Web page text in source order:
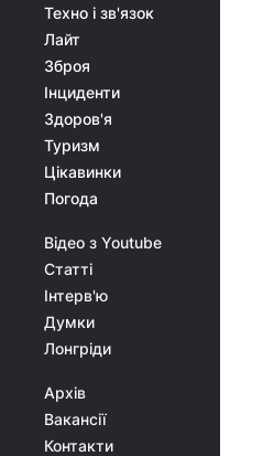
Техно і зв'язок
Лайт
Зброя
Інциденти
Здоров'я
Туризм
Цікавинки
Погода
Відео з Youtube
Статті
Інтерв'ю
Думки
Лонгріди
Архів
Вакансії
Контакти